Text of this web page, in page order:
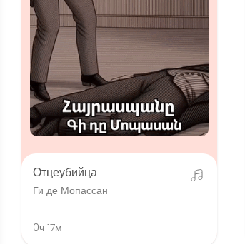
Отцеубийца
Ги де Мопассан
0ч 17м